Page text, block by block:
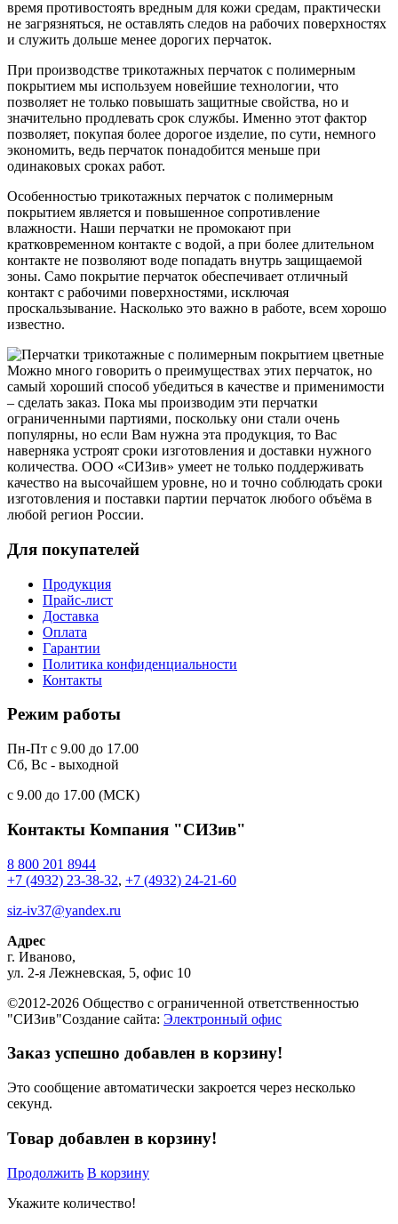
время противостоять вредным для кожи средам, практически
не загрязняться, не оставлять следов на рабочих поверхностях
и служить дольше менее дорогих перчаток.
При производстве трикотажных перчаток с полимерным
покрытием мы используем новейшие технологии, что
позволяет не только повышать защитные свойства, но и
значительно продлевать срок службы. Именно этот фактор
позволяет, покупая более дорогое изделие, по сути, немного
экономить, ведь перчаток понадобится меньше при
одинаковых сроках работ.
Особенностью трикотажных перчаток с полимерным
покрытием является и повышенное сопротивление
влажности. Наши перчатки не промокают при
кратковременном контакте с водой, а при более длительном
контакте не позволяют воде попадать внутрь защищаемой
зоны. Само покрытие перчаток обеспечивает отличный
контакт с рабочими поверхностями, исключая
проскальзывание. Насколько это важно в работе, всем хорошо
известно.
Можно много говорить о преимуществах этих перчаток, но
самый хороший способ убедиться в качестве и применимости
– сделать заказ. Пока мы производим эти перчатки
ограниченными партиями, поскольку они стали очень
популярны, но если Вам нужна эта продукция, то Вас
наверняка устроят сроки изготовления и доставки нужного
количества. ООО «СИЗив» умеет не только поддерживать
качество на высочайшем уровне, но и точно соблюдать сроки
изготовления и поставки партии перчаток любого объёма в
любой регион России.
Для покупателей
Продукция
Прайс-лист
Доставка
Оплата
Гарантии
Политика конфиденциальности
Контакты
Режим работы
Пн-Пт с 9.00 до 17.00
Сб, Вс - выходной
c 9.00 до 17.00 (МСК)
Контакты Компания "СИЗив"
8 800 201 8944
+7 (4932) 23-38-32, +7 (4932) 24-21-60
siz-iv37@yandex.ru
Адрес
г. Иваново,
ул. 2-я Лежневская, 5, офис 10
©2012-2026 Общество с ограниченной ответственностью
"СИЗив"Создание сайта: Электронный офис
Заказ успешно добавлен в корзину!
Это сообщение автоматически закроется через несколько
секунд.
Товар добавлен в корзину!
Продолжить В корзину
Укажите количество!